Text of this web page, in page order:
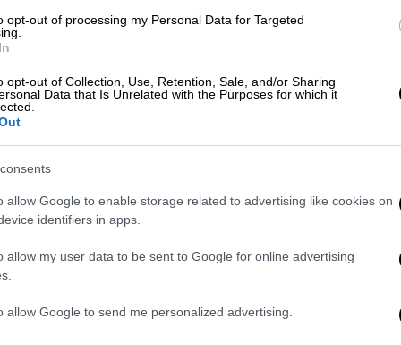
opt-out of processing my Personal Data for Targeted
opt-out of Collection, Use, Retention, Sale, and/or Sharing
Data that Is Unrelated with the Purposes for which it
allow Google to enable storage related to advertising like cookies on
identifiers in apps.
allow my user data to be sent to Google for online advertising
allow Google to send me personalized advertising.
(Η απελευθέρωσις της Ελλάδος και
Στρατού το 1973 - δεν κυκλοφορεί
της περιοχής Πελοποννήσου,
1945, Βιβλιόραμα), επρόκειτο για
στρατιωτικών τμημάτων, με παγίδες,
διεισδύσεις κ.τ.λ. Ο παντελής
χώρου συγκροτούν πατριωτικές
υπαίθρου και προστατεύουν το
αρχών. Από την άνοιξη του 1943
τρόφιμα στον πληθυσμό,
επετείων και αφοπλίζουν σταθμούς